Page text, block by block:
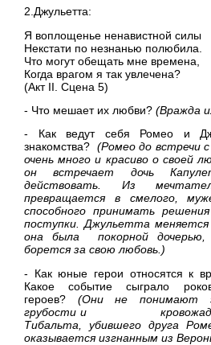
2.Джульетта:
Я воплощенье ненавистной силы
Некстати по незнанью полюбила.
Что могут обещать мне времена,
Когда врагом я так увлечена?
(Акт II. Сцена 5)
- Что мешает их любви? (Вражда
- Как ведут себя Ромео и
знакомства? (Ромео до встречи
очень много и красиво о своей
он встречает дочь
действовать. Из
превращается в смелого, м
способного принимать решения
поступки.Джульетта меняется
она была
покорной
борется за своюлюбовь.)
- Как юные герои относятся к
Какое событие сыграло
героев? (Они не понимают
грубости и
Тибальта, убившего друга
оказывается изгнанным из